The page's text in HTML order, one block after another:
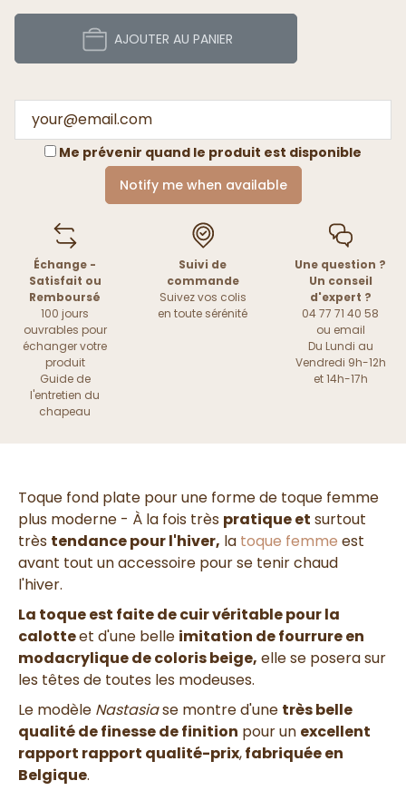
AJOUTER AU PANIER
Me prévenir quand le produit est disponible
Notify me when available
Échange -
Satisfait ou
Remboursé
100 jours
ouvrables pour
échanger votre
produit
Guide de
l'entretien du
chapeau
Suivi de
commande
Suivez vos colis
en toute sérénité
Une question ?
Un conseil
d'expert ?
04 77 71 40 58
ou email
Du Lundi au
Vendredi 9h-12h
et 14h-17h
Toque fond plate pour une forme de toque femme
plus moderne - À la fois très pratique et surtout
très tendance pour l'hiver, la toque femme est
avant tout un accessoire pour se tenir chaud
l'hiver.
La toque est faite de cuir véritable pour la
calotteet d'une belle imitation de fourrure en
modacrylique de coloris beige, elle se posera sur
les têtes de toutes les modeuses.
Le modèle Nastasiase montre d'une très belle
qualité de finesse de finition pour un excellent
rapport rapport qualité-prix,fabriquée en
Belgique.